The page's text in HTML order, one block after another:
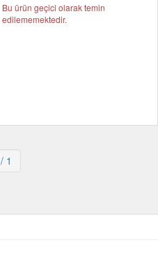
Bu ürün geçici olarak temin
edilememektedir.
/ 1